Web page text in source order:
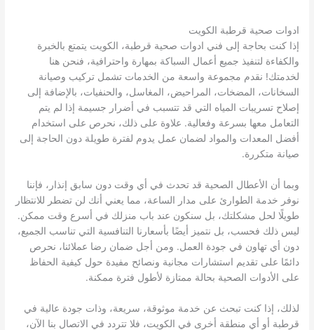
ادوات صحية قرطبة الكويت
إذا كنت بحاجة إلى فني ادوات صحية قرطبة، الكويت يتمتع بالخبرة
والكفاءة لتنفيذ جميع أعمال السباكة بمهارة واحترافية، فنحن هنا
لخدمتك! نقدم مجموعة واسعة من الخدمات تشمل تركيب وصيانة
السخانات، المضخات، المراحيض، المغاسل، والحنفيات، بالإضافة إلى
إصلاح تسريبات المياه التي قد تتسبب في أضرار جسيمة إذا لم يتم
التعامل معها بسرعة وفعالية. علاوة على ذلك، نحرص على استخدام
أفضل المعدات والمواد لضمان عمل يدوم لفترة طويلة دون الحاجة إلى
صيانة متكررة.
وبما أن الأعطال الصحية قد تحدث في أي وقت دون سابق إنذار، فإننا
نوفر خدمة الطوارئ على مدار الساعة، مما يعني أنك لن تضطر للانتظار
طويلًا لحل مشكلتك، بل سنكون عند باب منزلك في أسرع وقت ممكن.
ليس ذلك فحسب، بل نتميز أيضًا بأسعارنا التنافسية التي تناسب الجميع،
دون أي تهاون في جودة العمل. ومن أجل ضمان رضا عملائنا، نحرص
دائمًا على تقديم استشارات مجانية ونصائح مفيدة حول كيفية الحفاظ
على الأدوات الصحية بحالة ممتازة لأطول فترة ممكنة.
لذلك، إذا كنت تبحث عن خدمة موثوقة، سريعة، وذات جودة عالية في
قرطبة أو أي منطقة أخرى في الكويت، فلا تتردد في الاتصال بنا الآن،